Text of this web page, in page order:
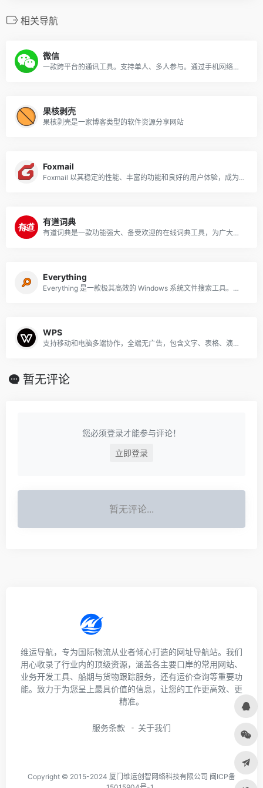
相关导航
微信
一款跨平台的通讯工具。支持单人、多人参与。通过手机网络发送语音、图片、视频和文字。
果核剥壳
果核剥壳是一家博客类型的软件资源分享网站
Foxmail
Foxmail 以其稳定的性能、丰富的功能和良好的用户体验，成为了众多用户管理电子邮件的得力工具
有道词典
有道词典是一款功能强大、备受欢迎的在线词典工具，为广大用户提供了便捷、准确和丰富的语言学习支持
Everything
Everything 是一款极其高效的 Windows 系统文件搜索工具。能够快速搜索本地文件，不用再疲于翻找文件夹
WPS
支持移动和电脑多端协作，全端无广告，包含文字、表格、演示等组件，并有丰富的模板资源
暂无评论
您必须登录才能参与评论！
立即登录
暂无评论...
维运导航，专为国际物流从业者倾心打造的网址导航站。我们
用心收录了行业内的顶级资源，涵盖各主要口岸的常用网站、
业务开发工具、船期与货物跟踪服务，还有运价查询等重要功
能。致力于为您呈上最具价值的信息，让您的工作更高效、更
精准。
服务条款 关于我们
Copyright © 2015-2024 厦门维运创智网络科技有限公司 闽ICP备